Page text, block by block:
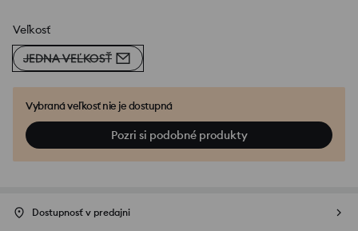
Veľkosť
JEDNA VEĽKOSŤ
Vybraná veľkosť nie je dostupná
Pozri si podobné produkty
Dostupnosť v predajni